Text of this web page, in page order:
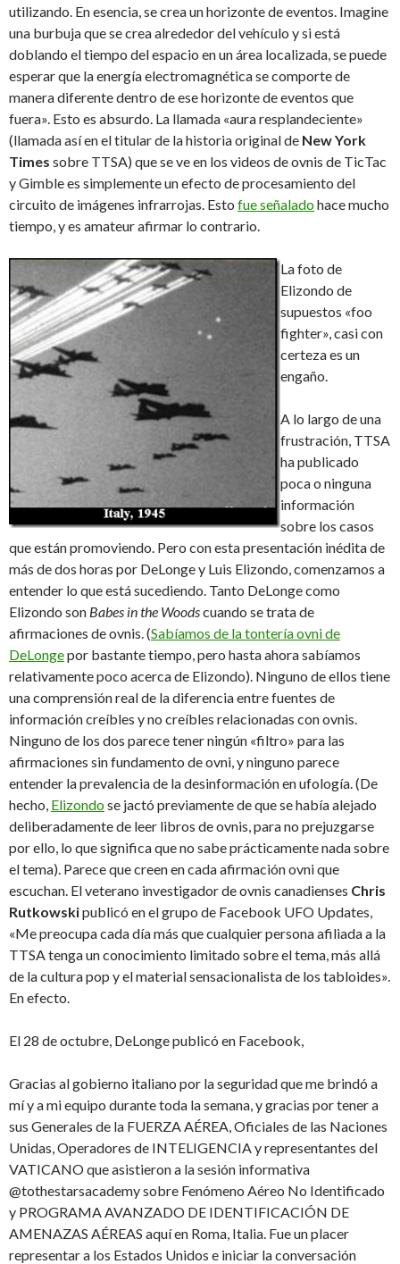
utilizando. En esencia, se crea un horizonte de eventos. Imagine
una burbuja que se crea alrededor del vehículo y si está
doblando el tiempo del espacio en un área localizada, se puede
esperar que la energía electromagnética se comporte de
manera diferente dentro de ese horizonte de eventos que
fuera». Esto es absurdo. La llamada «aura resplandeciente»
(llamada así en el titular de la historia original de New York
Times sobre TTSA) que se ve en los videos de ovnis de TicTac
y Gimble es simplemente un efecto de procesamiento del
circuito de imágenes infrarrojas. Esto fue señaladohace mucho
tiempo, y es amateur afirmar lo contrario.
La foto de
Elizondo de
supuestos «foo
fighter», casi con
certeza es un
engaño.
A lo largo de una
frustración, TTSA
ha publicado
poca o ninguna
información
sobre los casos
que están promoviendo. Pero con esta presentación inédita de
más de dos horas por DeLonge y Luis Elizondo, comenzamos a
entender lo que está sucediendo. Tanto DeLonge como
Elizondo son Babes in the Woodscuando se trata de
afirmaciones de ovnis. (Sabíamos de la tontería ovni de
DeLongepor bastante tiempo, pero hasta ahora sabíamos
relativamente poco acerca de Elizondo). Ninguno de ellos tiene
una comprensión real de la diferencia entre fuentes de
información creíbles y no creíbles relacionadas con ovnis.
Ninguno de los dos parece tener ningún «filtro» para las
afirmaciones sin fundamento de ovni, y ninguno parece
entender la prevalencia de la desinformación en ufología. (De
hecho, Elizondose jactó previamente de que se había alejado
deliberadamente de leer libros de ovnis, para no prejuzgarse
por ello, lo que significa que no sabe prácticamente nada sobre
el tema). Parece que creen en cada afirmación ovni que
escuchan. El veterano investigador de ovnis canadienses Chris
Rutkowskipublicó en el grupo de Facebook UFO Updates,
«Me preocupa cada día más que cualquier persona afiliada a la
TTSA tenga un conocimiento limitado sobre el tema, más allá
de la cultura pop y el material sensacionalista de los tabloides».
En efecto.
El 28 de octubre, DeLonge publicó en Facebook,
Gracias al gobierno italiano por la seguridad que me brindó a
mí y a mi equipo durante toda la semana, y gracias por tener a
sus Generales de la FUERZA AÉREA, Oficiales de las Naciones
Unidas, Operadores de INTELIGENCIA y representantes del
VATICANO que asistieron a la sesión informativa
@tothestarsacademy sobre Fenómeno Aéreo No Identificado
y PROGRAMA AVANZADO DE IDENTIFICACIÓN DE
AMENAZAS AÉREAS aquí en Roma, Italia. Fue un placer
representar a los Estados Unidos e iniciar la conversación